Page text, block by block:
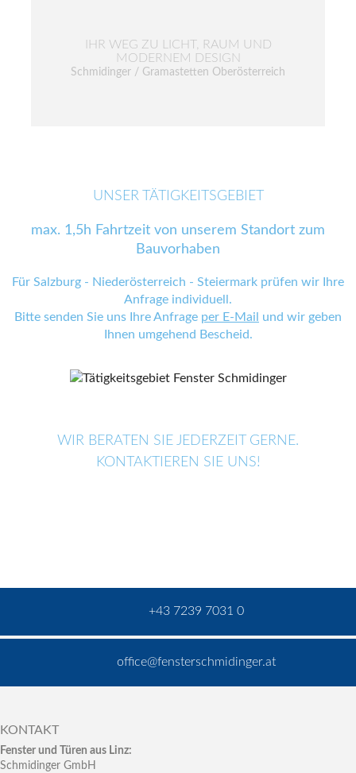
IHR WEG ZU LICHT, RAUM UND
MODERNEM DESIGN
Schmidinger / Gramastetten Oberösterreich
UNSER TÄTIGKEITSGEBIET
max. 1,5h Fahrtzeit von unserem Standort zum
Bauvorhaben
Für Salzburg - Niederösterreich - Steiermark prüfen wir Ihre
Anfrage individuell.
Bitte senden Sie uns Ihre Anfrage per E-Mail
und wir geben
Ihnen umgehend Bescheid.
WIR BERATEN SIE JEDERZEIT GERNE.
KONTAKTIEREN SIE UNS!
+43 7239 7031 0
office@fensterschmidinger.at
KONTAKT
Fenster und Türen aus Linz:
Schmidinger GmbH